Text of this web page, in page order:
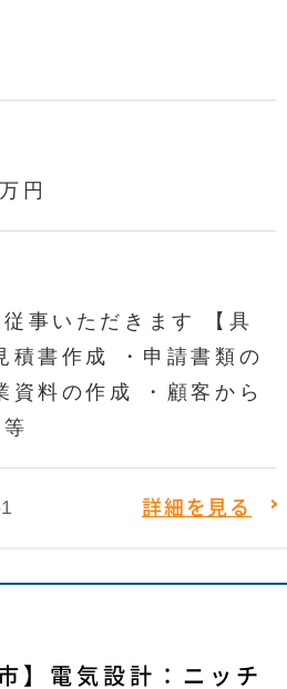
円
事いただきます 【具
積書作成 ・申請書類の
資料の作成 ・顧客から
詳細を見る
】電気設計：ニッチ